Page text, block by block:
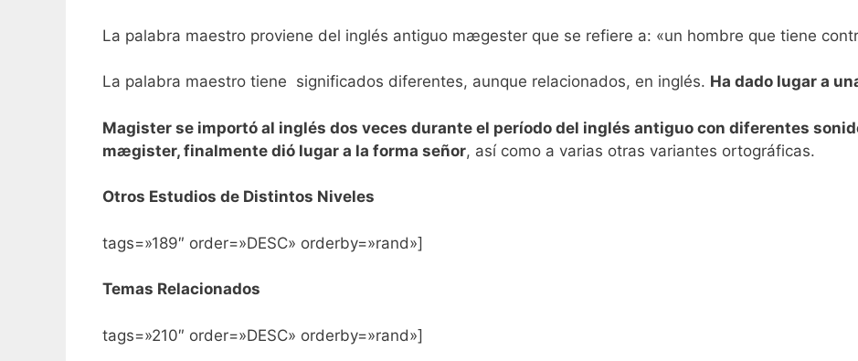
La palabra maestro proviene del inglés antiguo mægester que se refiere a: «un hombre que tiene
La palabra maestro tiene significados diferentes, aunque relacionados, en inglés. Ha dado lugar a
Magister se importó al inglés dos veces durante el período del inglés antiguo con diferentes
mægister, finalmente dió lugar a la forma señor, así como a varias otras variantes ortográficas.
Otros Estudios de Distintos Niveles
tags=»189″ order=»DESC» orderby=»rand»]
Temas Relacionados
tags=»210″ order=»DESC» orderby=»rand»]